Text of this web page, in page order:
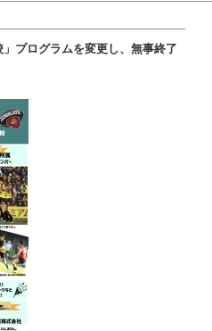
プログラムを変更し、無事終了